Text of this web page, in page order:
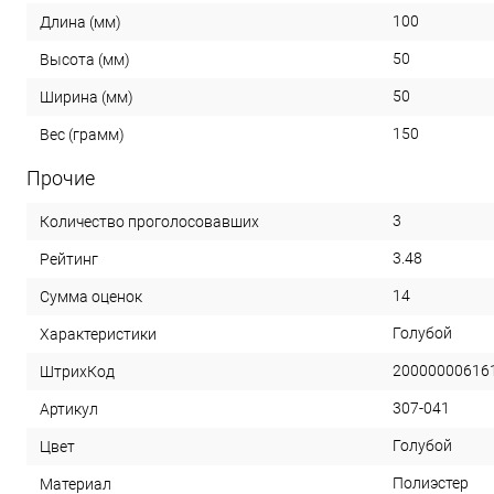
Длина (мм) 100
Высота (мм) 50
Ширина (мм) 50
Вес (грамм) 150
Прочие
Количество проголосовавших 3
Рейтинг 3.48
Сумма оценок 14
Характеристики Голубой
ШтрихКод
Артикул 307-041
Цвет Голубой
Материал Полиэстер